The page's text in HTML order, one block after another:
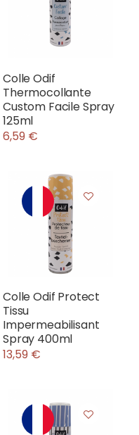
Colle Odif
Thermocollante
Custom Facile Spray
125ml
6,59 €
Colle Odif Protect
Tissu
Impermeabilisant
Spray 400ml
13,59 €